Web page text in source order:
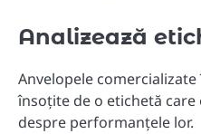
Analizează
Anvelopele
însoțite de o etichetă
despre performanțele lor.